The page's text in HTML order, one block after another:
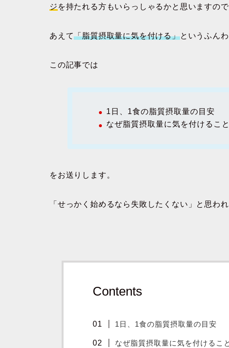
ジ を持たれる方もいらっしゃるかと思いますので
あえて「脂質摂取量に気を付ける」というふん
この記事では
1日、1食の脂質摂取量の目安
なぜ脂質摂取量に気を付けるこ
をお送りします。
「せっかく始めるなら失敗したくない」と思わ
Contents
1日、1食の脂質摂取量の目安
なぜ脂質摂取量に気を付けるこ